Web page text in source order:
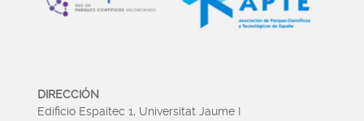
DIRECCIÓN
Edificio Espaitec 1, Universitat Jaume I